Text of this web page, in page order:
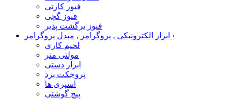
فیوز کارتی
فیوز گچی
فیوز برگشت پذیر
›
لحیم کاری
مولتی متر
ابزار دستی
پروجکت برد
اسپری ها
پیچ گوشتی